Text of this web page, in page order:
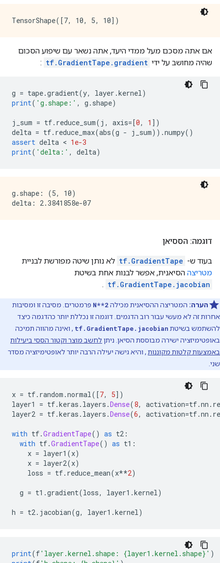
אם אתה מסכם מעל ממדי היעד, אתה נשאר עם שיפוע הסכום
שהיה מחושב על ידי tf.GradientTape.gradient
:
g = tape.gradient(y, layer .kernel)
print( 'g.shape:' , g . shape)
j_sum = tf. reduce_sum( j , axis=[0, 1 ])
delta = tf. reduce_max(abs(g - j_sum)).numpy()
assert delta < 1e-3
print( 'delta:' , delta)
g.shape: (5, 10)
דוגמה: הססיאן
בעוד ש- tf.GradientTape לא נותן שיטה מפורשת לבניית
מטריצה הסיאנית, אפשר לבנות אחת בשיטת
tf.GradientTape.jacobian
.
הערה: המטריצה ​​ההסיאנית מכילהN**2 פרמטרים. מסיבה זו ומסיבות
אחרות זה לא מעשי עבור רוב הדגמים. דוגמה זו נכללת יותר כהדגמה כיצד
להשתמש בשיטת tf.GradientTape.jacobian , ואינה מהווה תמיכה
באופטימיזציה ישירה מבוססת הסיאן. ניתן לחשב מוצר וקטור הססי ביעילות
באמצעות קלטות מקוננות , והיא גישה יעילה הרבה יותר לאופטימיזציה מסדר
שני.
x = tf. random .normal([7, 5])
layer1 = tf.keras . layers .Dense(8, activation=tf.nn .
layer2 = tf.keras . layers .Dense(6, activation=tf.nn .
with tf.GradientTape() as t2 :
with tf.GradientTape() as t1 :
x = layer1 (x)
x = layer2(x)
loss = tf. reduce_mean(x**2)
g = t1 .gradient(loss, layer1 .kernel)
h = t2. jacobian(g, layer1 .kernel)
print(f'layer.kernel.shape: {layer1.kernel.shape}' )